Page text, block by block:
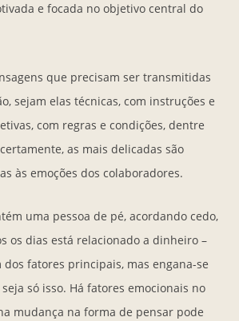
e focada no objetivo central do
que precisam ser transmitidas
sejam elas técnicas, com instruções e
com regras e condições, dentre
as mais delicadas são
às emoções dos colaboradores.
uma pessoa de pé, acordando cedo,
os dias está relacionado a dinheiro –
fatores principais, mas engana-se
só isso. Há fatores emocionais no
mudança na forma de pensar pode